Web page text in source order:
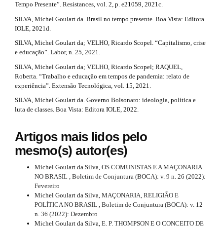
e
m
e
n
u
s
i
d
e
b
#
Tempo Presente”. Resistances, vol. 2, p. e21059, 2021c.
SILVA, Michel Goulart da. Brasil no tempo presente. Boa Vista: Editora
IOLE, 2021d.
SILVA, Michel Goulart da; VELHO, Ricardo Scopel. “Capitalismo, crise
e educação”. Labor, n. 25, 2021.
SILVA, Michel Goulart da; VELHO, Ricardo Scopel; RAQUEL,
Roberta. “Trabalho e educação em tempos de pandemia: relato de
experiência”. Extensão Tecnológica, vol. 15, 2021.
SILVA, Michel Goulart da. Governo Bolsonaro: ideologia, política e
luta de classes. Boa Vista: Editora IOLE, 2022.
Artigos mais lidos pelo
mesmo(s) autor(es)
Michel Goulart da Silva, OS COMUNISTAS E A MAÇONARIA
NO BRASIL , Boletim de Conjuntura (BOCA): v. 9 n. 26 (2022):
Fevereiro
Michel Goulart da Silva, MAÇONARIA, RELIGIÃO E
POLÍTICA NO BRASIL , Boletim de Conjuntura (BOCA): v. 12
n. 36 (2022): Dezembro
Michel Goulart da Silva, E. P. THOMPSON E O CONCEITO DE